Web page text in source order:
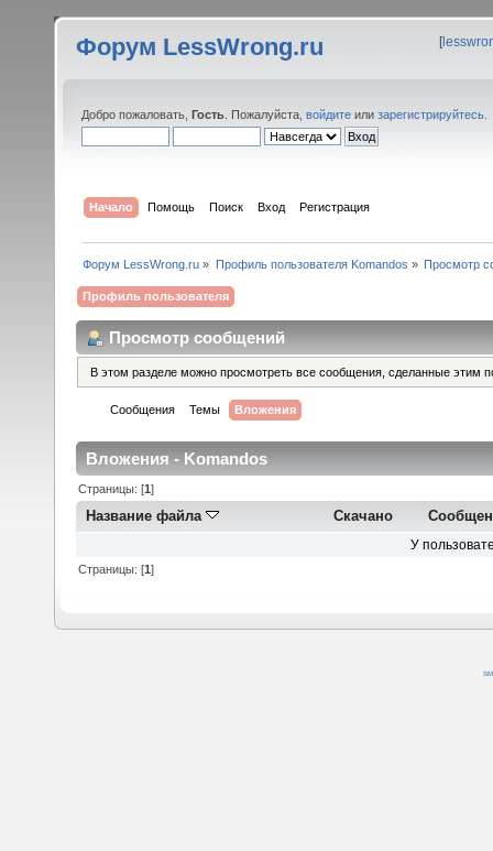
Форум LessWrong.ru [
Добро пожаловать, Гость . Пожалуйста, войдите или зарегистрируйтесь
Начало Помощь Поиск Вход Регистрация
Форум LessWrong.ru » Профиль пользователя Komandos » Просмотр
Профиль пользователя
Просмотр сообщений
В этом разделе можно просмотреть все сообщения, сделанные этим
Сообщения Темы Вложения
Вложения - Komandos
Страницы: [1]
Название файла Скачано
У
Страницы: [1]